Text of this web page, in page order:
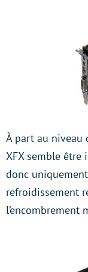
À part au niveau
XFX semble être
donc
refroidissement
l’encombrement